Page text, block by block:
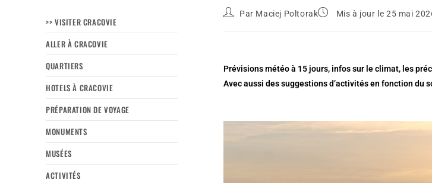
>> VISITER CRACOVIE
ALLER À CRACOVIE
QUARTIERS
HOTELS À CRACOVIE
PRÉPARATION DE VOYAGE
MONUMENTS
MUSÉES
ACTIVITÉS
Par Maciej Poltorak Mis à jour le 25 mai
Prévisions météo à 15 jours, infos sur le climat, les
Avec aussi des suggestions d’activités en fonction du